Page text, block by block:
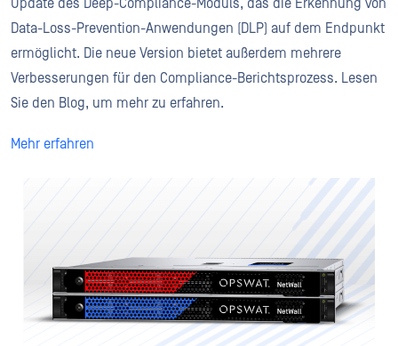
Data-Loss-Prevention-Anwendungen (DLP) auf dem Endpunkt
ermöglicht. Die neue Version bietet außerdem mehrere
Verbesserungen für den Compliance-Berichtsprozess. Lesen
Sie den Blog, um mehr zu erfahren.
Mehr erfahren